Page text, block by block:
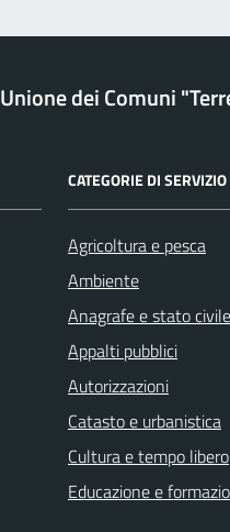
Unione dei Comuni
CATEGORIE DI SERVIZIO
Agricoltura e pesca
Ambiente
Anagrafe e stato civile
Appalti pubblici
Autorizzazioni
Catasto e urbanistica
Cultura e tempo libero
Educazione e